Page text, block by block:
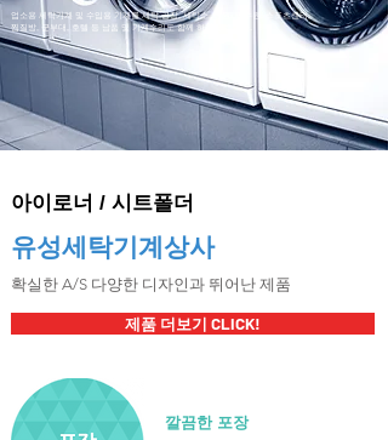
업소용 세탁기계 및 수입용 기계를 세탁 공장, 세탁소, 병원, 연수원, 스포츠센터,
​찜질방, 군부대, 호텔 등 남품 및 기계수리도 함께 하고 있습니다.
아이로너 / 시트폴더
유성세탁기계상사
​확실한 A/S 다양한 디자인과 뛰어난 제품
제품 더보기 CLICK!
깔끔한 포장​